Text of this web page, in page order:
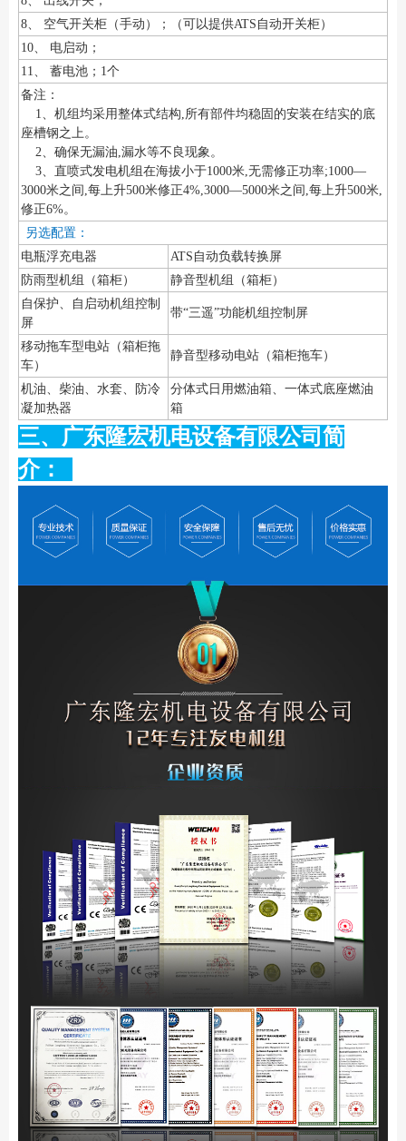
8、 空气开关柜（手动）；（可以提供ATS自动开关柜）
10、 电启动；
11、 蓄电池；1个
备注：
1、机组均采用整体式结构,所有部件均稳固的安装在结实的底
座槽钢之上。
2、确保无漏油,漏水等不良现象。
3、直喷式发电机组在海拔小于1000米,无需修正功率;1000—
3000米之间,每上升500米修正4%,3000—5000米之间,每上升500米,
修正6%。
另选配置：
电瓶浮充电器
ATS自动负载转换屏
防雨型机组（箱柜）
静音型机组（箱柜）
自保护、自启动机组控制
屏
带“三遥”功能机组控制屏
移动拖车型电站（箱柜拖
车）
静音型移动电站（箱柜拖车）
机油、柴油、水套、防冷
凝加热器
分体式日用燃油箱、一体式底座燃油
箱
三、广东隆宏机电设备有限公司简
介：